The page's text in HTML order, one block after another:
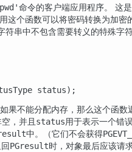
命令的客户端应用程序。 这
个函数可以将密码转换为加
符串中不包含需要转义的特殊字
status);
果不能分配内存，那么这个函数
，并且 status用于表示一个错
中。（它们不会获得
PGresult时，对象最后应该请